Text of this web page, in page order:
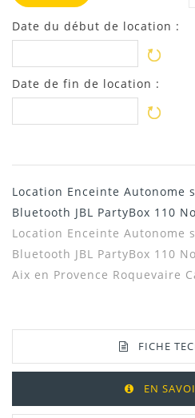
Date du début de location :
Date de fin de location :
Location Enceinte Autonome
Bluetooth JBL PartyBox 110
Location Enceinte Autonome
Bluetooth JBL PartyBox 110
Aix en Provence Roquevaire
FICHE
EN